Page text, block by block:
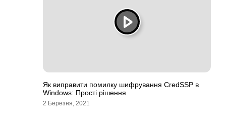
Як виправити помилку шифрування CredSSP в
Windows: Прості рішення
2 Березня, 2021